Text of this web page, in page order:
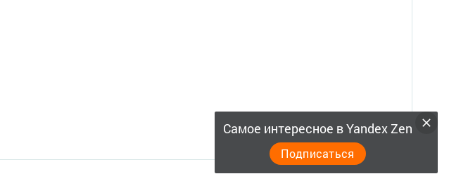
Самое интересное в Yandex Zen
Подписаться
16+